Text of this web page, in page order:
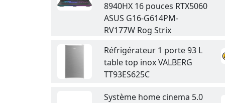
8940HX 16 pouces RTX5060
ASUS G16-G614PM-
RV177W Rog Strix
Réfrigérateur 1 porte 93 L
table top inox VALBERG
TT93ES625C
Système home cinema 5.0